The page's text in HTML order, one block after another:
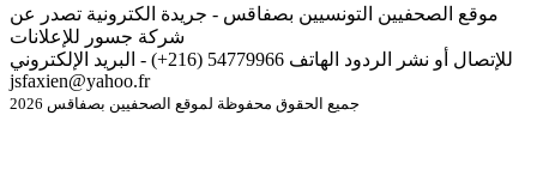
موقع الصحفيين التونسيين بصفاقس - جريدة الكترونية تصدر عن
شركة جسور للإعلانات
للإتصال أو نشر الردود الهاتف 54779966 (216+) - البريد الإلكتروني
jsfaxien@yahoo.fr
جميع الحقوق محفوظة لموقع الصحفيين بصفاقس 2026